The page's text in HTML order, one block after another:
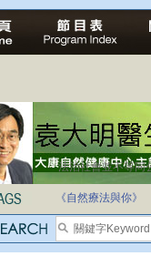
法治社會並不等同
《自然療法與你》